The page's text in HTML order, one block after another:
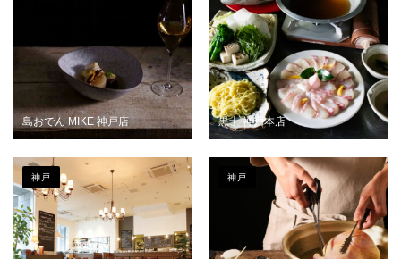
島おでん MIKE 神戸店 黒十 神戸本店
神戸 神戸